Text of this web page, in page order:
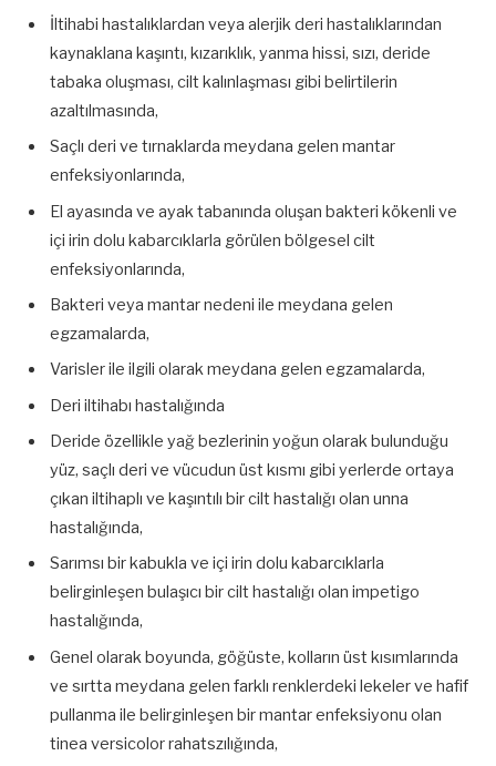
İltihabi hastalıklardan veya alerjik deri hastalıklarından
kaynaklana kaşıntı, kızarıklık, yanma hissi, sızı, deride
tabaka oluşması, cilt kalınlaşması gibi belirtilerin
azaltılmasında,
Saçlı deri ve tırnaklarda meydana gelen mantar
enfeksiyonlarında,
El ayasında ve ayak tabanında oluşan bakteri kökenli ve
içi irin dolu kabarcıklarla görülen bölgesel cilt
enfeksiyonlarında,
Bakteri veya mantar nedeni ile meydana gelen
egzamalarda,
Varisler ile ilgili olarak meydana gelen egzamalarda,
Deri iltihabı hastalığında
Deride özellikle yağ bezlerinin yoğun olarak bulunduğu
yüz, saçlı deri ve vücudun üst kısmı gibi yerlerde ortaya
çıkan iltihaplı ve kaşıntılı bir cilt hastalığı olan unna
hastalığında,
Sarımsı bir kabukla ve içi irin dolu kabarcıklarla
belirginleşen bulaşıcı bir cilt hastalığı olan impetigo
hastalığında,
Genel olarak boyunda, göğüste, kolların üst kısımlarında
ve sırtta meydana gelen farklı renklerdeki lekeler ve hafif
pullanma ile belirginleşen bir mantar enfeksiyonu olan
tinea versicolor rahatszılığında,